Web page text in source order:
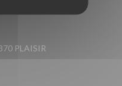
PLAISIR